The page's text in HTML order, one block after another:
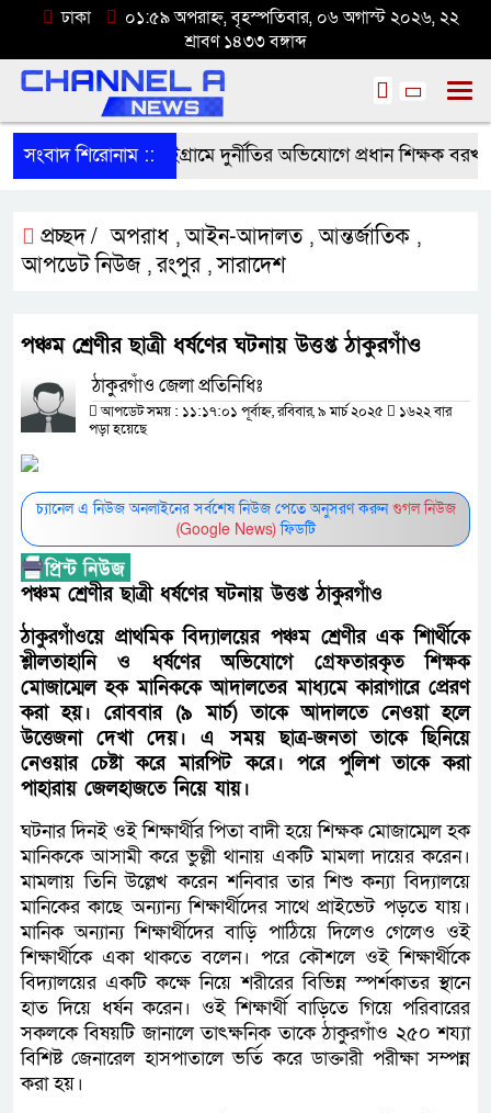
ঢাকা
০১:৫৯ অপরাহ্ন, বৃহস্পতিবার, ০৬ অগাস্ট ২০২৬, ২২
শ্রাবণ ১৪৩৩ বঙ্গাব্দ
সংবাদ শিরোনাম ::বড়াইগ্রামে দুর্নীতির অভিযোগে প্রধান শিক্ষক
প্রচ্ছদ / অপরাধ ,আইন-আদালত ,আন্তর্জাতিক ,
আপডেট নিউজ ,রংপুর ,সারাদেশ
পঞ্চম শ্রেণীর ছাত্রী ধর্ষণের ঘটনায় উত্তপ্ত ঠাকুরগাঁও
ঠাকুরগাঁও জেলা প্রতিনিধিঃ
আপডেট সময় : ১১:১৭:০১ পূর্বাহ্ন, রবিবার, ৯ মার্চ ২০২৫
১৬২২ বার
পড়া হয়েছে
চ্যানেল এ নিউজ অনলাইনের সর্বশেষ নিউজ পেতে অনুসরণ করুনগুগল নিউজ
(Google News)ফিডটি
পঞ্চম শ্রেণীর ছাত্রী ধর্ষণের ঘটনায় উত্তপ্ত ঠাকুরগাঁও
ঠাকুরগাঁওয়ে প্রাথমিক বিদ্যালয়ের পঞ্চম শ্রেণীর এক শিার্থীকে
শ্লীলতাহানি ও ধর্ষণের অভিযোগে গ্রেফতারকৃত শিক্ষক
মোজাম্মেল হক মানিককে আদালতের মাধ্যমে কারাগারে প্রেরণ
করা হয়। রোববার (৯ মার্চ) তাকে আদালতে নেওয়া হলে
উত্তেজনা দেখা দেয়। এ সময় ছাত্র-জনতা তাকে ছিনিয়ে
নেওয়ার চেষ্টা করে মারপিট করে। পরে পুলিশ তাকে করা
পাহারায় জেলহাজতে নিয়ে যায়।
ঘটনার দিনই ওই শিক্ষার্থীর পিতা বাদী হয়ে শিক্ষক মোজাম্মেল হক
মানিককে আসামী করে ভুল্লী থানায় একটি মামলা দায়ের করেন।
মামলায় তিনি উল্লেখ করেন শনিবার তার শিশু কন্যা বিদ্যালয়ে
মানিকের কাছে অন্যান্য শিক্ষার্থীদের সাথে প্রাইভেট পড়তে যায়।
মানিক অন্যান্য শিক্ষার্থীদের বাড়ি পাঠিয়ে দিলেও গেলেও ওই
শিক্ষার্থীকে একা থাকতে বলেন। পরে কৌশলে ওই শিক্ষার্থীকে
বিদ্যালয়ের একটি কক্ষে নিয়ে শরীরের বিভিন্ন স্পর্শকাতর স্থানে
হাত দিয়ে ধর্ষন করেন। ওই শিক্ষার্থী বাড়িতে গিয়ে পরিবারের
সকলকে বিষয়টি জানালে তাৎক্ষনিক তাকে ঠাকুরগাঁও ২৫০ শয্যা
বিশিষ্ট জেনারেল হাসপাতালে ভর্তি করে ডাক্তারী পরীক্ষা সম্পন্ন
করা হয়।